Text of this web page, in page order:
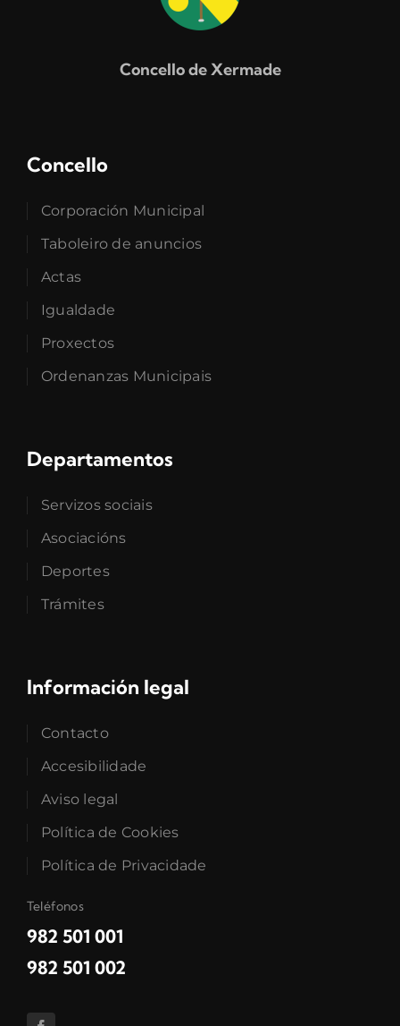
Concello de Xermade
Concello
Corporación Municipal
Taboleiro de anuncios
Actas
Igualdade
Proxectos
Ordenanzas Municipais
Departamentos
Servizos sociais
Asociacións
Deportes
Trámites
Información legal
Contacto
Accesibilidade
Aviso legal
Política de Cookies
Política de Privacidade
Teléfonos
982 501 001
982 501 002